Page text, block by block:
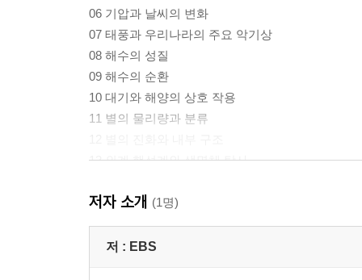
06 기압과 날씨의 변화
07 태풍과 우리나라의 주요 악기상
08 해수의 성질
09 해수의 순환
10 대기와 해양의 상호 작용
11 별의 물리량과 분류
13 외계 행성계와 생명체 탐사
15 우주 팽창
실전 모의고사 1회
저자 소개 (1명)
저 : EBS